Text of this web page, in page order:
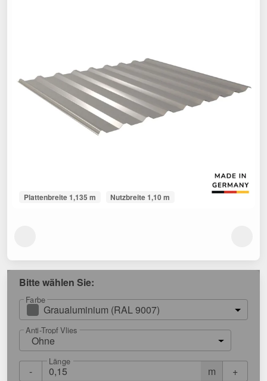
Plattenbreite 1,135 m Nutzbreite 1,10 m
Bitte wählen Sie:
Farbe
Graualuminium (RAL 9007)
Anti-Tropf Vlies
Ohne
- m
Länge
+